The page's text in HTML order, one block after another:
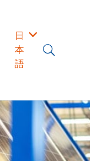
日
本
語